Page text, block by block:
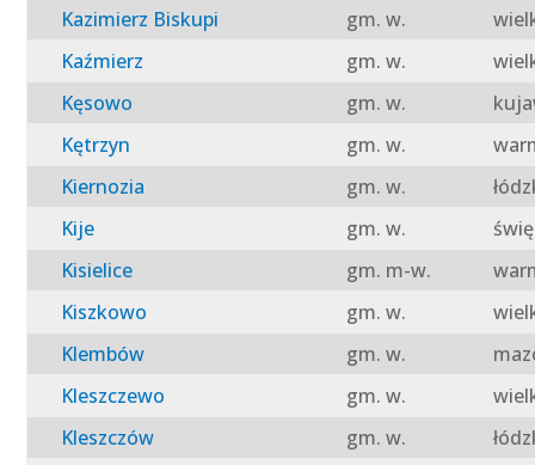
Kazimierz Biskupi
gm. w.
Kaźmierz
gm. w.
Kęsowo
gm. w.
Kętrzyn
gm. w.
Kiernozia
gm. w.
Kije
gm. w.
Kisielice
gm. m-w.
Kiszkowo
gm. w.
Klembów
gm. w.
Kleszczewo
gm. w.
Kleszczów
gm. w.